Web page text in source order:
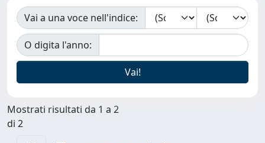
Vai a una voce nell'indice:
O digita l'anno:
Mostrati risultati da 1 a 2
di 2